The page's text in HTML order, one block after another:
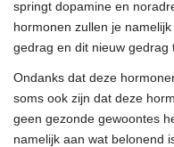
springt dopamine en
hormonen zullen je
gedrag en dit nieuw gedrag
Ondanks dat deze
soms ook zijn dat deze
geen gezonde gewoontes
namelijk aan wat belonend